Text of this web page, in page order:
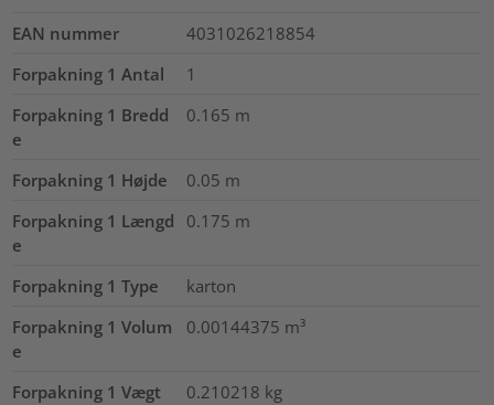
EAN nummer
4031026218854
Forpakning 1 Antal
1
Forpakning 1 Bredd
e
0.165 m
Forpakning 1 Højde 0.05 m
Forpakning 1 Længd
e
0.175 m
Forpakning 1 Type
karton
Forpakning 1 Volum
e
0.00144375 m³
Forpakning 1 Vægt 0.210218 kg